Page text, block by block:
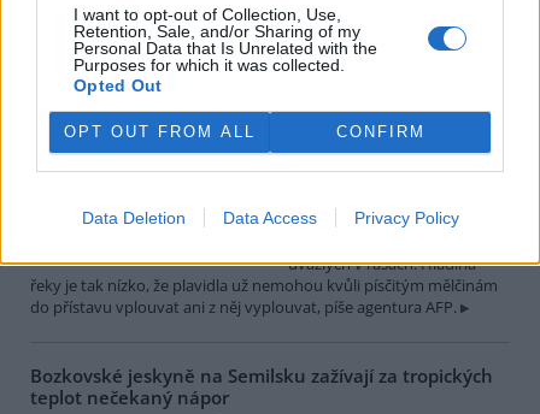
I want to opt-out of Collection, Use,
Retention, Sale, and/or Sharing of my
Personal Data that Is Unrelated with the
Purposes for which it was collected.
Opted Out
OPT OUT FROM ALL CONFIRM
Data Deletion Data Access Privacy Policy
Třeboň Vladimír Kukačka.
Hladina Dunaje je na rekordním minimu; lodě uvázly,
rybáři jsou bez práce
5.8.2026 15:37 | BUKUREŠŤ (ČTK
Diskuse: 17
Turistický přístav v
které leží na břehu Dunaje, je
uvázlých v řasách. Hladina
řeky je tak nízko, že plavidla už nemohou kvůli písčitým mělčinám
do přístavu vplouvat ani z něj vyplouvat, píše agentura AFP.
Bozkovské jeskyně na Semilsku zažívají za tropických
teplot nečekaný nápor